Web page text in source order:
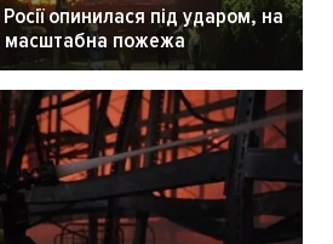
опинилася під ударом, на
масштабна пожежа